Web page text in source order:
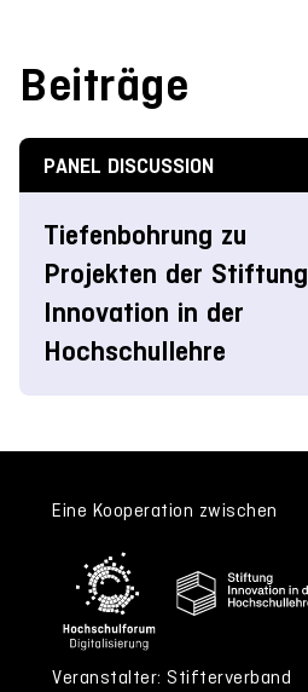
Beiträge
PANEL DISCUSSION
Tiefenbohrung zu
Projekten der Stiftung
Innovation in der
Hochschullehre
Eine Kooperation zwischen
Veranstalter: Stifterverband